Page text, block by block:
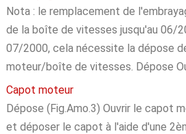
Nota : le remplacement de
de la boîte de vitesses jusqu'au 06/
07/2000, cela nécessite la dépose
moteur/boîte de vitesses. Dépose
Capot moteur
Dépose (Fig.Amo.3) Ouvrir le capot
et déposer le capot à l'aide d'une